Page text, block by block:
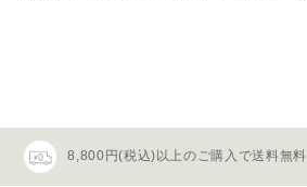
8,800円(税込)以上のご購入で送料無料